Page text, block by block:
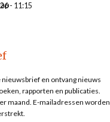
- 11:15
en ontvang nieuws
rapporten en publicaties.
maand. E-mailadressen worden